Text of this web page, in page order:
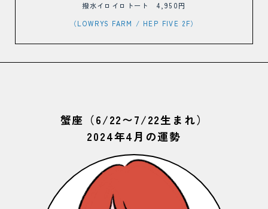
撥水イロイロトート 4,950円
（LOWRYS FARM / HEP FIVE 2F）
蟹座（6/22〜7/22生まれ）
2024年4月の運勢